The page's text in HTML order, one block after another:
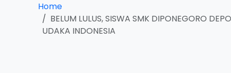
Home
BELUM LULUS, SISWA SMK DIPONEGORO
UDAKA INDONESIA